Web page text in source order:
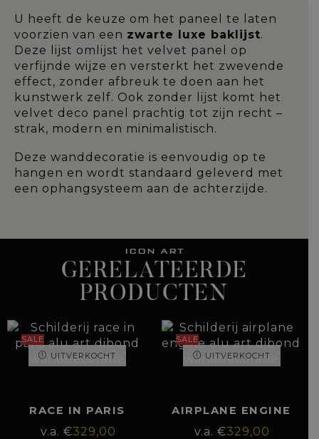
U heeft de keuze om het paneel te laten
voorzien van een zwarte luxe baklijst.
Deze lijst omlijst het velvet panel op
verfijnde wijze en versterkt het zwevende
effect, zonder afbreuk te doen aan het
kunstwerk zelf. Ook zonder lijst komt het
velvet deco panel prachtig tot zijn recht –
strak, modern en minimalistisch.
Deze wanddecoratie is eenvoudig op te
hangen en wordt standaard geleverd met
een ophangsysteem aan de achterzijde.
ICON ART
GERELATEERDE
PRODUCTEN
SALE
UITVERKOCHT
RACE IN PARIS
€329,00
SALE
UITVERKOCHT
AIRPLANE ENGINE
€329,00